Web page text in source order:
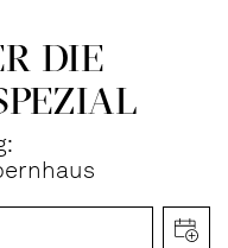
DIE